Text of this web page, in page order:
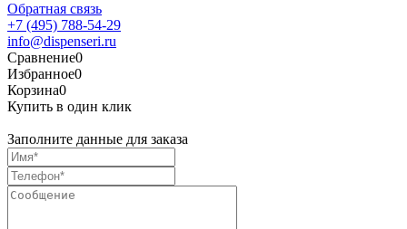
Обратная связь
+7 (495) 788-54-29
info@dispenseri.ru
Сравнение0
Избранное0
Корзина0
Купить в один клик
Заполните данные для заказа